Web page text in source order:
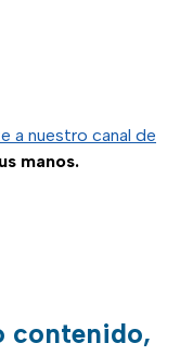
a nuestro canal de
manos.
contenido,